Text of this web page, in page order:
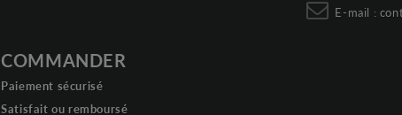
COMMANDER
Paiement sécurisé
Satisfait ou remboursé
E-mail :